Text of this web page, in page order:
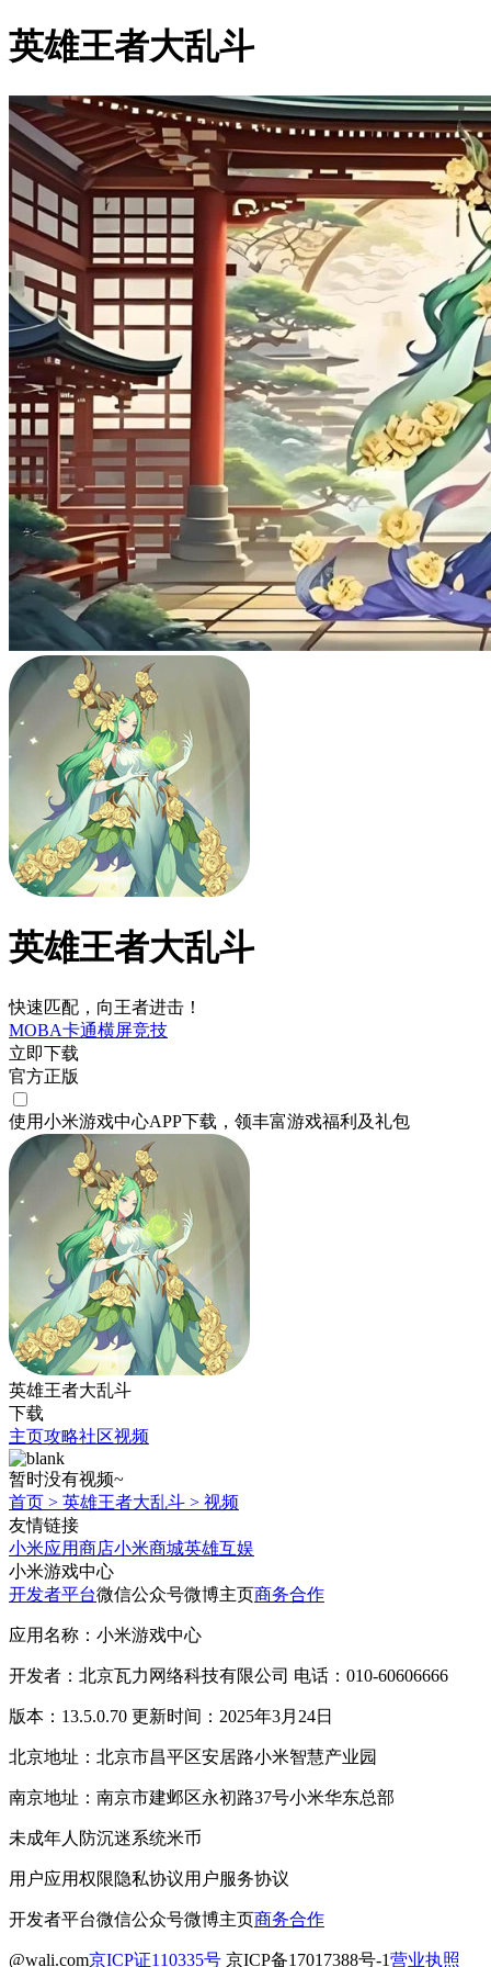
英雄王者大乱斗
英雄王者大乱斗
快速匹配，向王者进击！
MOBA卡通横屏竞技
立即下载
官方正版
使用小米游戏中心APP下载 ，领丰富游戏福利 及礼包
英雄王者大乱斗
下载
主页攻略社区视频
暂时没有视频~
首页 > 英雄王者大乱斗 > 视频
友情链接
小米应用商店小米商城英雄互娱
小米游戏中心
开发者平台微信公众号微博主页商务合作
应用名称：小米游戏中心
开发者：北京瓦力网络科技有限公司 电话：010-60606666
版本：13.5.0.70 更新时间：2025年3月24日
北京地址：北京市昌平区安居路小米智慧产业园
南京地址：南京市建邺区永初路37号小米华东总部
未成年人防沉迷系统米币
用户应用权限隐私协议用户服务协议
开发者平台微信公众号微博主页商务合作
@wali.com京ICP证110335号 京ICP备17017388号-1营业执照